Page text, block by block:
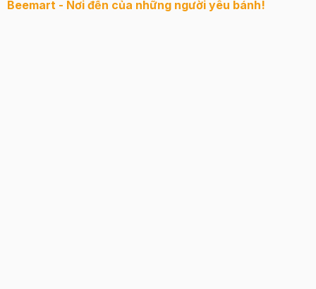
Beemart - Nơi đến của những người yêu bánh!